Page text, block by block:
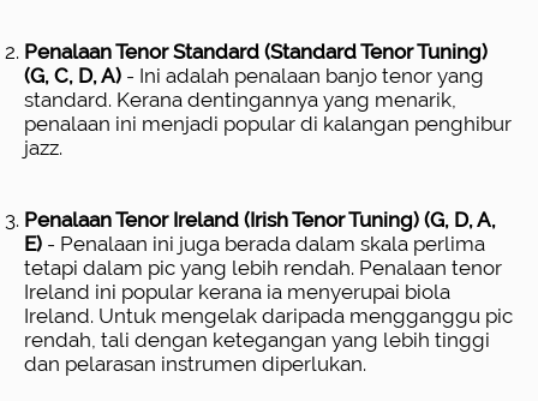
Penalaan Tenor Standard (Standard Tenor Tuning)
(G, C, D, A) - Ini adalah penalaan banjo tenor yang
standard. Kerana dentingannya yang menarik,
penalaan ini menjadi popular di kalangan penghibur
jazz.
Penalaan Tenor Ireland (Irish Tenor Tuning) (G, D, A,
E) - Penalaan ini juga berada dalam skala perlima
tetapi dalam pic yang lebih rendah. Penalaan tenor
Ireland ini popular kerana ia menyerupai biola
Ireland. Untuk mengelak daripada mengganggu pic
rendah, tali dengan ketegangan yang lebih tinggi
dan pelarasan instrumen diperlukan.